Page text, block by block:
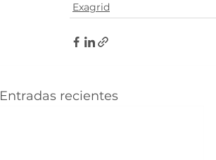
Exagrid
Entradas recientes